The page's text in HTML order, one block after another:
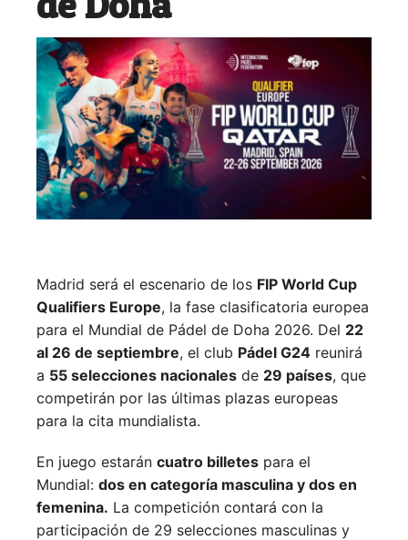
Madrid será el escenario de los FIP World Cup
Qualifiers Europe, la fase clasificatoria europea
para el Mundial de Pádel de Doha 2026. Del 22
al 26 de septiembre, el club Pádel G24 reunirá
a 55 selecciones nacionales de 29 países, que
competirán por las últimas plazas europeas
para la cita mundialista.
En juego estarán cuatro billetes para el
Mundial: dos en categoría masculina y dos en
femenina. La competición contará con la
participación de 29 selecciones masculinas y